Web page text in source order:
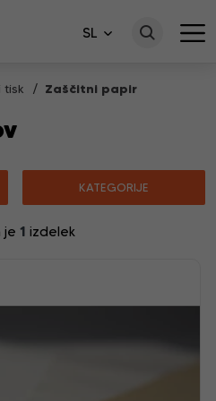
SL
tisk Zaščitni papir
KATEGORIJE
je 1 izdelek